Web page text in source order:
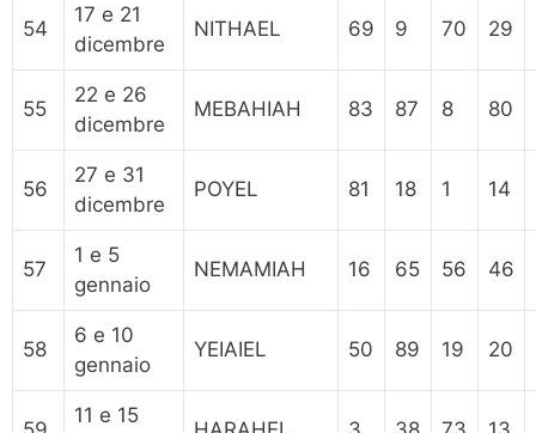
54
17 e 21
dicembre
NITHAEL 69 9 70 29
55
22 e 26
dicembre
MEBAHIAH 83 87 8 80
56
27 e 31
dicembre
POYEL 81 18 1 14
57
1 e 5
gennaio
NEMAMIAH 16 65 56 46
58
6 e 10
gennaio
YEIAIEL 50 89 19 20
11 e 15